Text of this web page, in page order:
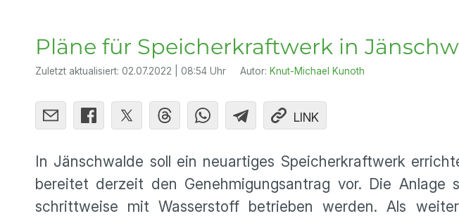
Pläne für Speicherkraftwerk in
Zuletzt aktualisiert: 02.07.2022 | 08:54 Uhr Autor: Knut-Michael Kunoth
LINK
In Jänschwalde soll ein neuartiges Speicherkraftwerk
bereitet derzeit den Genehmigungsantrag vor. Die
schrittweise mit Wasserstoff betrieben werden. Als